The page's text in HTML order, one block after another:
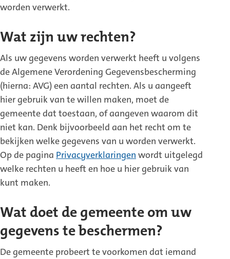
worden verwerkt.
Wat zijn uw rechten?
Als uw gegevens worden verwerkt heeft u volgens
de Algemene Verordening Gegevensbescherming
(hierna: AVG) een aantal rechten. Als u aangeeft
hier gebruik van te willen maken, moet de
gemeente dat toestaan, of aangeven waarom dit
niet kan. Denk bijvoorbeeld aan het recht om te
bekijken welke gegevens van u worden verwerkt.
Op de pagina Privacyverklaringen wordt uitgelegd
welke rechten u heeft en hoe u hier gebruik van
kunt maken.
Wat doet de gemeente om uw
gegevens te beschermen?
De gemeente probeert te voorkomen dat iemand